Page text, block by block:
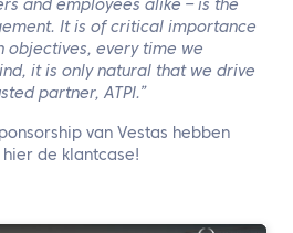
and employees alike – is the
It is of critical importance
objectives, every time we
it is only natural that we drive
partner, ATPI.”
van Vestas hebben
de klantcase!